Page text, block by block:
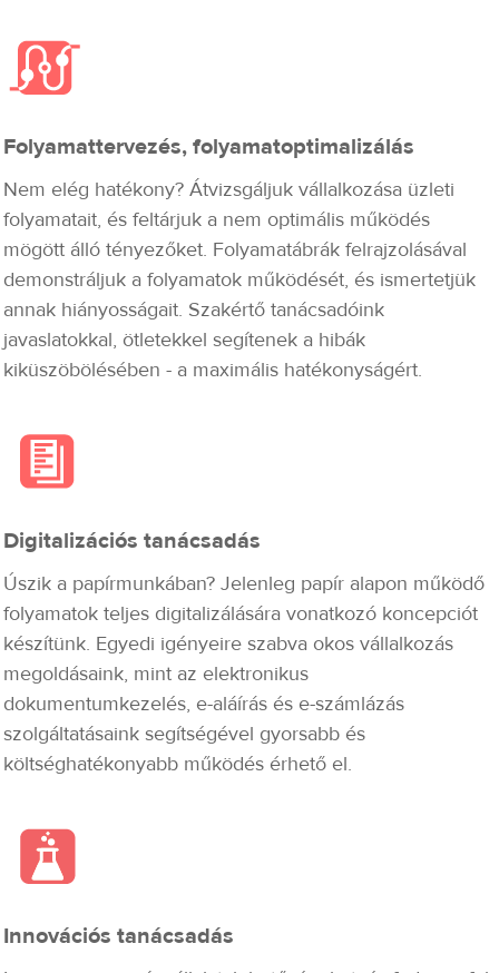
Folyamattervezés, folyamatoptimalizálás
Nem elég hatékony? Átvizsgáljuk vállalkozása üzleti
folyamatait, és feltárjuk a nem optimális működés
mögött álló tényezőket. Folyamatábrák felrajzolásával
demonstráljuk a folyamatok működését, és ismertetjük
annak hiányosságait. Szakértő tanácsadóink
javaslatokkal, ötletekkel segítenek a hibák
kiküszöbölésében - a maximális hatékonyságért.
Digitalizációs tanácsadás
Úszik a papírmunkában? Jelenleg papír alapon működő
folyamatok teljes digitalizálására vonatkozó koncepciót
készítünk. Egyedi igényeire szabva okos vállalkozás
megoldásaink, mint az elektronikus
dokumentumkezelés, e-aláírás és e-számlázás
szolgáltatásaink segítségével gyorsabb és
költséghatékonyabb működés érhető el.
Innovációs tanácsadás